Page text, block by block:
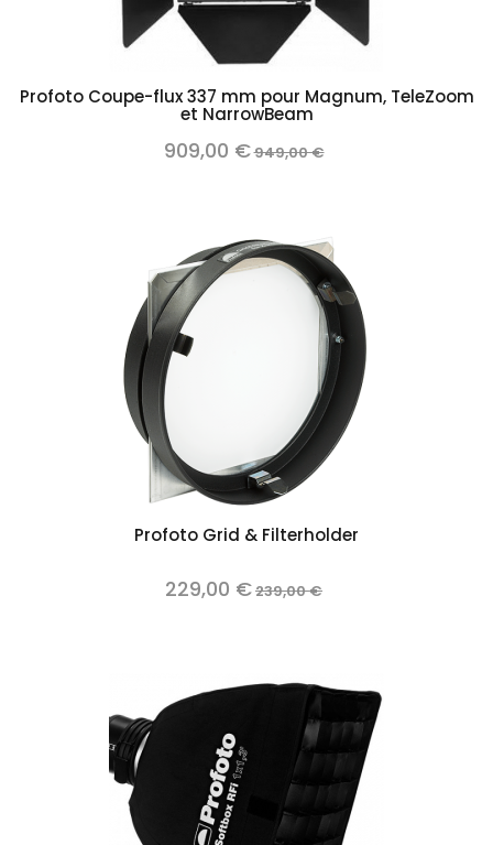
Profoto Coupe-flux 337 mm pour Magnum, TeleZoom
et NarrowBeam
909,00 €949,00 €
Profoto Grid & Filterholder
229,00 €239,00 €